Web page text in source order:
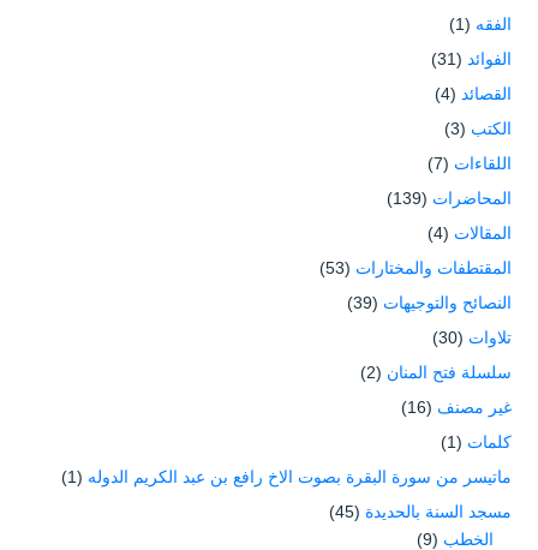
الفقه (1)
الفوائد (31)
القصائد (4)
الكتب (3)
اللقاءات (7)
المحاضرات (139)
المقالات (4)
المقتطفات والمختارات (53)
النصائح والتوجيهات (39)
تلاوات (30)
سلسلة فتح المنان (2)
غير مصنف (16)
كلمات (1)
ماتيسر من سورة البقرة بصوت الاخ رافع بن عبد الكريم الدوله (1)
مسجد السنة بالحديدة (45)
الخطب (9)